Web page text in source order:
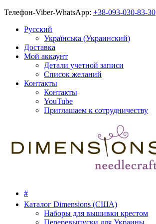
Телефон-Viber-WhatsApp: +38-093-030-83-30
Русский
Українська (Украинский)
Доставка
Мой аккаунт
Детали учетной записи
Список желаний
Контакты
Контакты
YouTube
Приглашаем к сотрудничеству
#
Каталог Dimensions (США)
Наборы для вышивки крестом
Переревыпуски для Украины